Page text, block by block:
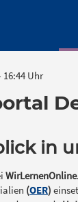
16:44 Uhr
in
WirLernenOnline
(OER)